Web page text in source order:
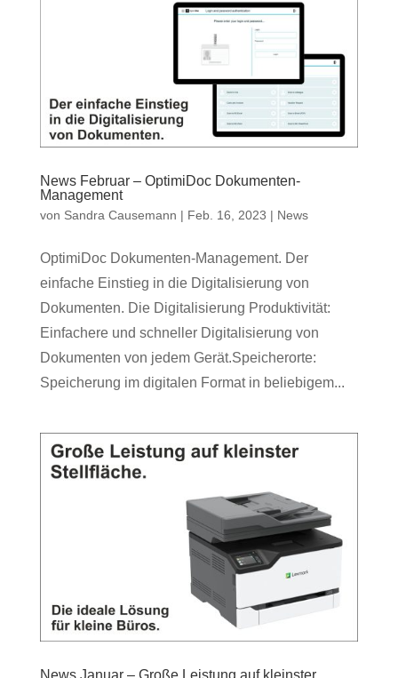
News Februar – OptimiDoc Dokumenten-
Management
von Sandra Causemann | Feb. 16, 2023 | News
OptimiDoc Dokumenten-Management. Der
einfache Einstieg in die Digitalisierung von
Dokumenten. Die Digitalisierung Produktivität:
Einfachere und schneller Digitalisierung von
Dokumenten von jedem Gerät.Speicherorte:
Speicherung im digitalen Format in beliebigem...
News Januar – Große Leistung auf kleinster